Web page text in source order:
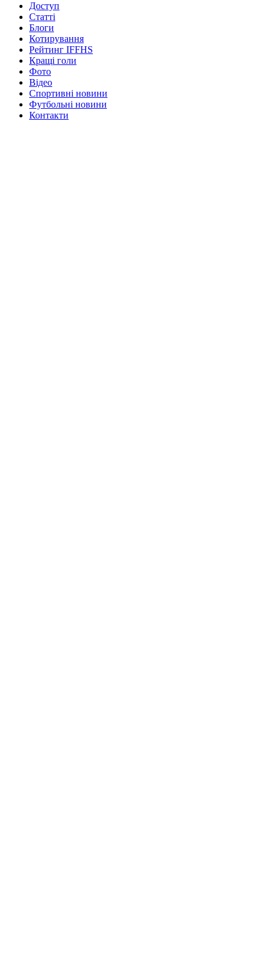
Доступ
Статті
Блоги
Котирування
Рейтинг IFFHS
Кращі голи
Фото
Відео
Спортивні новини
Футбольні новини
Контакти